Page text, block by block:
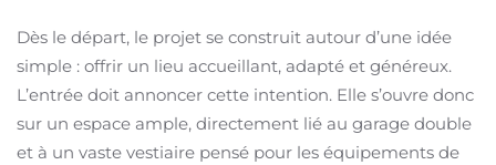
Dès le départ, le projet se construit autour d’une idée
simple : offrir un lieu accueillant, adapté et généreux.
L’entrée doit annoncer cette intention. Elle s’ouvre donc
sur un espace ample, directement lié au garage double
et à un vaste vestiaire pensé pour les équipements de